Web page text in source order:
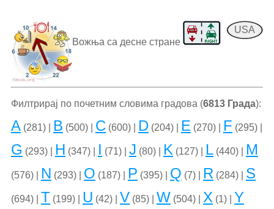
USA
Вожња са десне стране
Филтрирај по почетним словима градова (6813 Града):
A(281) | B (500) | C (600) | D(204) | E (270) | F (295) |
G (293) | H (347) | I (71) | J (80) | K (127) | L(440) | M
(576) | N (293) | O (187) | P (395) | Q (7) | R (284) | S
(694) | T (199) | U (42) | V (85) | W (504) | X (1) | Y